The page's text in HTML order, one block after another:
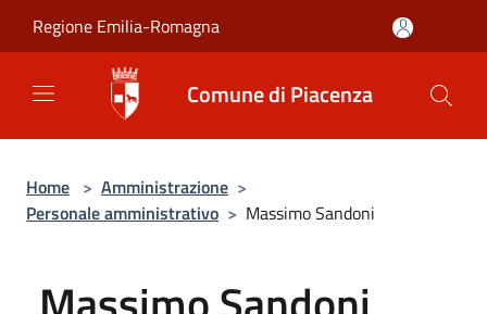
Regione Emilia-Romagna
Comune di Piacenza
Home > Amministrazione >
Personale amministrativo > Massimo Sandoni